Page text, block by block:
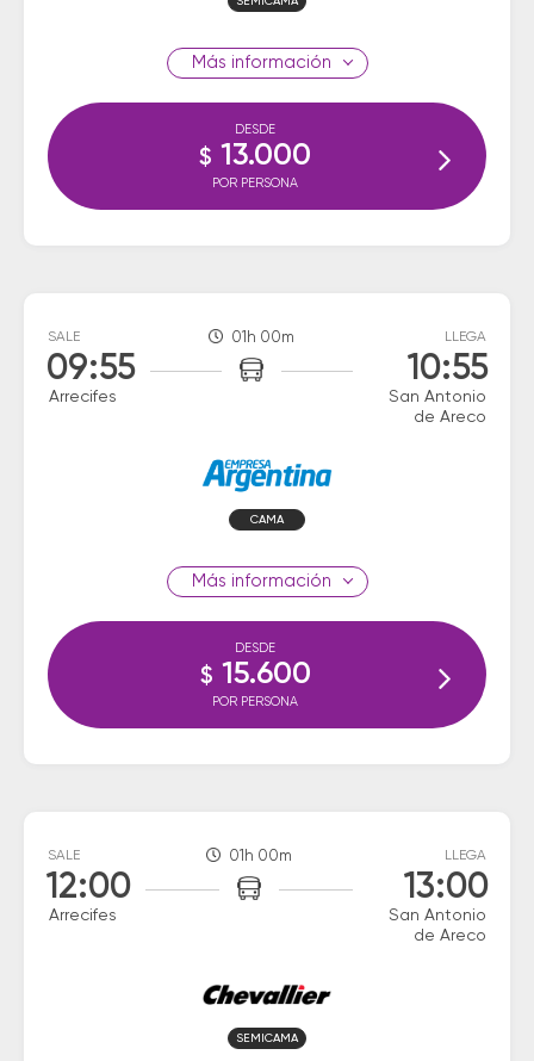
información
DESDE
$ 13.000
POR PERSONA
SALE
09:55
Arrecifes
01h 00m LLEGA
10:55
San Antonio
de Areco
CAMA
información
DESDE
$ 15.600
POR PERSONA
SALE
12:00
Arrecifes
01h 00m LLEGA
13:00
San Antonio
de Areco
SEMICAMA